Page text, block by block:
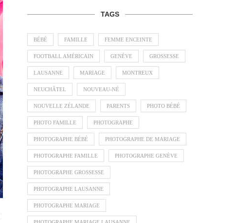
TAGS
BÉBÉ FAMILLE FEMME ENCEINTE
FOOTBALL AMÉRICAIN GENÈVE GROSSESSE
LAUSANNE MARIAGE MONTREUX
NEUCHÂTEL NOUVEAU-NÉ
NOUVELLE ZÉLANDE PARENTS PHOTO BÉBÉ
PHOTO FAMILLE PHOTOGRAPHE
PHOTOGRAPHE BÉBÉ PHOTOGRAPHE DE MARIAGE
PHOTOGRAPHE FAMILLE PHOTOGRAPHE GENÈVE
PHOTOGRAPHE GROSSESSE
PHOTOGRAPHE LAUSANNE
PHOTOGRAPHE MARIAGE